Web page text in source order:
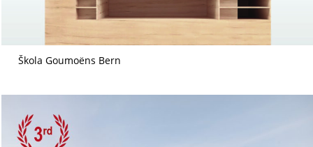
Škola Goumoëns Bern